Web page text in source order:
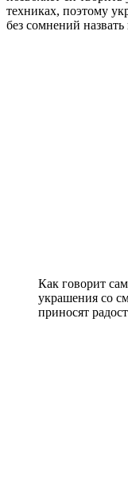
техниках, поэтому
без сомнений
Как говорит
украшения со
приносят